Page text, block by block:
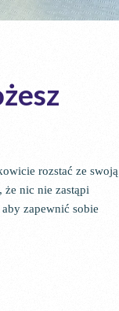
rozstać ze swoją
że nic nie zastąpi
zapewnić sobie